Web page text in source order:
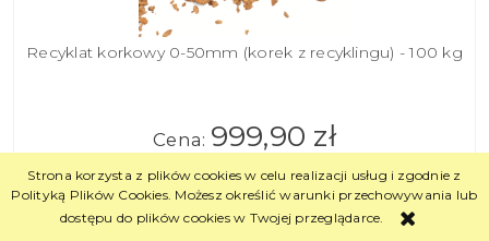
Strona korzysta z plików cookies w celu realizacji usług i zgodnie z
Polityką Plików Cookies. Możesz określić warunki przechowywania lub
dostępu do plików cookies w Twojej przeglądarce.
Recyklat korkowy 0-50mm (korek z recyklingu) - 100 kg
Cena: 999,90 zł